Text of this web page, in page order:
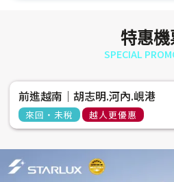
特惠
SPECIAL
前進越南│胡志明.河內.峴港
來回‧未稅 越人更優惠